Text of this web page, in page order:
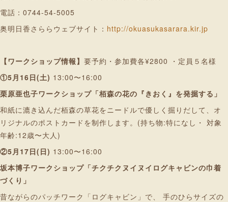
電話：0744-54-5005
奥明日香さららウェブサイト： http://okuasukasarara.kir.jp
【ワークショップ情報】 要予約・参加費各¥2800 ・定員５名様
①5月16日(土) 13:00〜16:00
栗原亜也子ワークショップ「栢森の花の『きおく』を発掘する」
和紙に漉き込んだ栢森の草花をニードルで優しく掘りだして、オ
リジナルのポストカードを制作します。(持ち物:特になし・ 対象
年齢:12歳〜大人)
②5月17日(日) 13:00〜16:00
坂本博子ワークショップ「チクチクヌイヌイログキャビンの巾着
づくり」
昔ながらのパッチワーク「ログキャビン」で、 手のひらサイズの